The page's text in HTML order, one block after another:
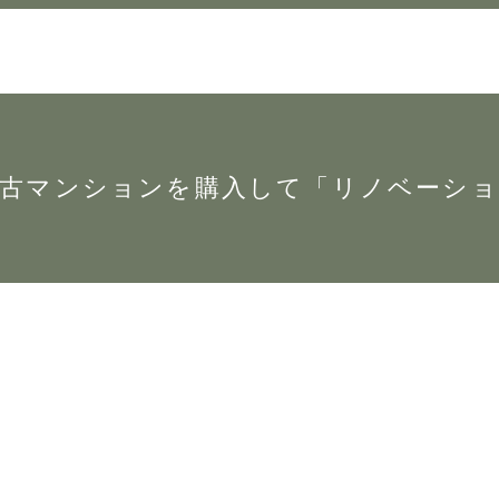
マンションを購入して「リノベーシ